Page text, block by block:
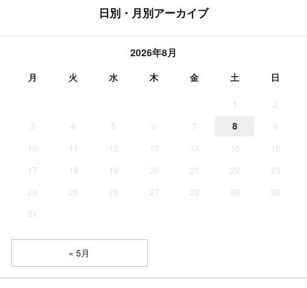
日別・月別アーカイブ
2026年8月
月 火 水 木 金 土 日
1
2
3
4 5 6 7 8
9
10
11 12 13 14 15
16
17
18 19 20 21 22
23
24
25 26 27 28 29
30
31
« 5月